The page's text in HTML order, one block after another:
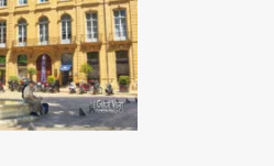
Dialogue
Librairie La Procure